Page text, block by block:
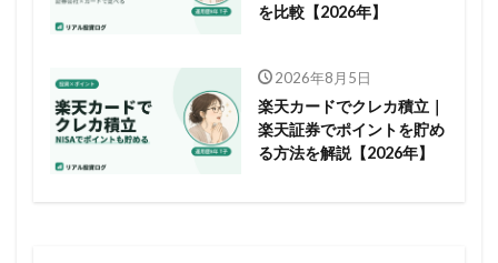
を比較【2026年】
2026年8月5日
楽天カードでクレカ積立｜
楽天証券でポイントを貯め
る方法を解説【2026年】